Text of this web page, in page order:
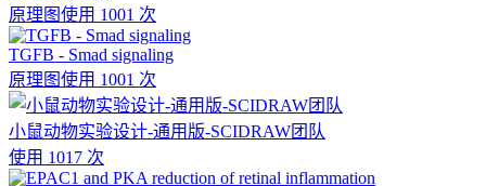
原理图使用 1001 次
TGFB - Smad signaling
原理图使用 1001 次
小鼠动物实验设计-通用版-SCIDRAW团队
使用 1017 次